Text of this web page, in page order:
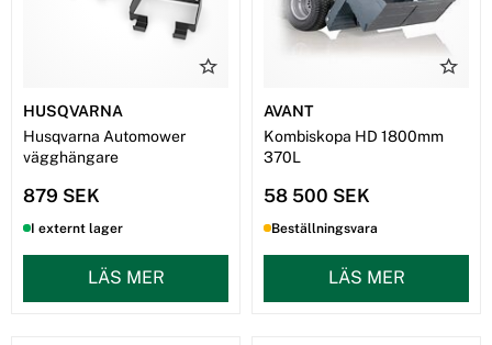
HUSQVARNA
Husqvarna Automower
vägghängare
879 SEK
I externt lager
LÄS MER
AVANT
Kombiskopa HD 1800mm
370L
58 500 SEK
Beställningsvara
LÄS MER